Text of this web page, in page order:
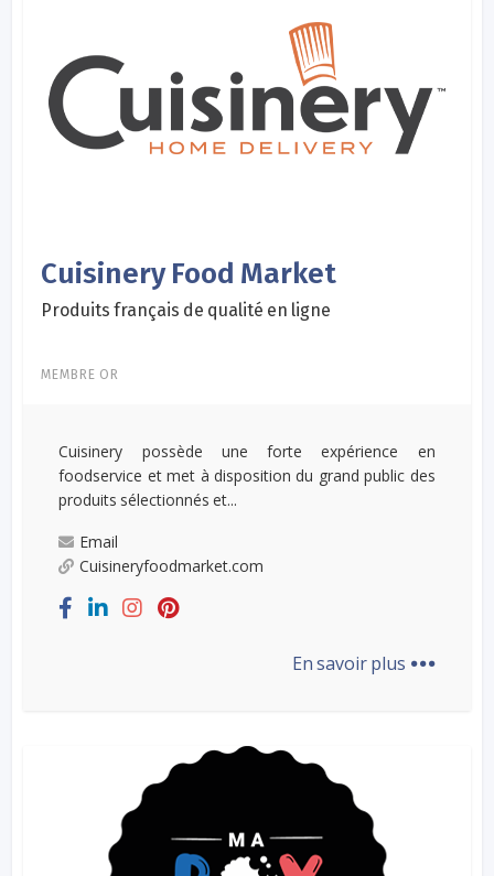
Cuisinery Food Market
Produits français de qualité en ligne
MEMBRE OR
Cuisinery possède une forte expérience en
foodservice et met à disposition du grand public des
produits sélectionnés et...
Email
Cuisineryfoodmarket.com
En savoir plus ...